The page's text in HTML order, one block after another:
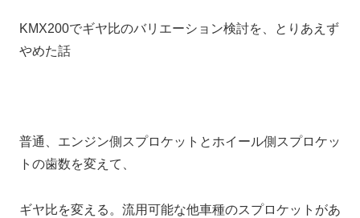
KMX200でギヤ比のバリエーション検討を、とりあえず
やめた話
普通、エンジン側スプロケットとホイール側スプロケッ
トの歯数を変えて、
ギヤ比を変える。流用可能な他車種のスプロケットがあ